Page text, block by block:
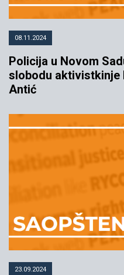
08.11.2024
Policija u Novom
slobodu aktivistkinje
Antić
23.09.2024